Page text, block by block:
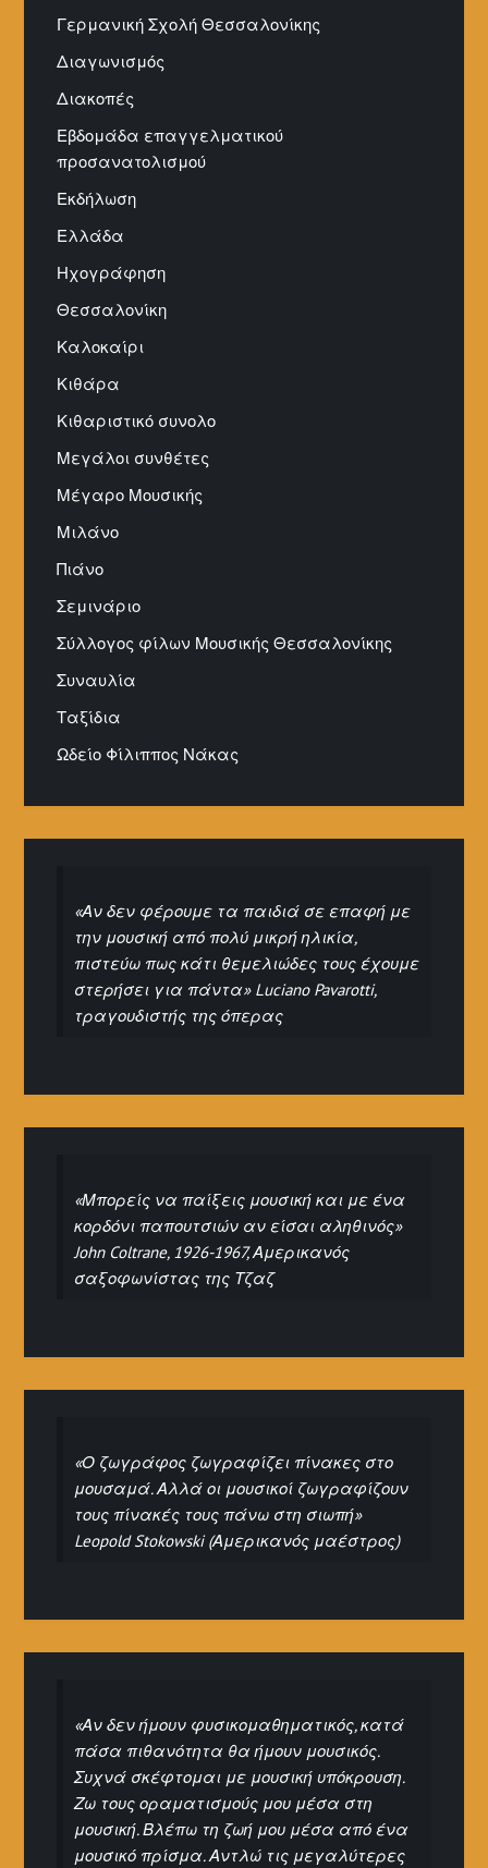
Γερμανική Σχολή Θεσσαλονίκης
Διαγωνισμός
Διακοπές
Εβδομάδα επαγγελματικού
προσανατολισμού
Εκδήλωση
Ελλάδα
Ηχογράφηση
Θεσσαλονίκη
Καλοκαίρι
Κιθάρα
Κιθαριστικό συνολο
Μεγάλοι συνθέτες
Μέγαρο Μουσικής
Μιλάνο
Πιάνο
Σεμινάριο
Σύλλογος φίλων Μουσικής Θεσσαλονίκης
Συναυλία
Ταξίδια
Ωδείο Φίλιππος Νάκας
«Αν δεν φέρουμε τα παιδιά σε επαφή με
την μουσική από πολύ μικρή ηλικία,
πιστεύω πως κάτι θεμελιώδες τους έχουμε
στερήσει για πάντα» Luciano Pavarotti,
τραγουδιστής της όπερας
«Μπορείς να παίξεις μουσική και με ένα
κορδόνι παπουτσιών αν είσαι αληθινός»
John Coltrane, 1926-1967, Αμερικανός
σαξοφωνίστας της Τζαζ
«Ο ζωγράφος ζωγραφίζει πίνακες στο
μουσαμά. Αλλά οι μουσικοί ζωγραφίζουν
τους πίνακές τους πάνω στη σιωπή»
Leopold Stokowski (Αμερικανός μαέστρος)
«Αν δεν ήμουν φυσικομαθηματικός, κατά
πάσα πιθανότητα θα ήμουν μουσικός.
Συχνά σκέφτομαι με μουσική υπόκρουση.
Ζω τους οραματισμούς μου μέσα στη
μουσική. Βλέπω τη ζωή μου μέσα από ένα
μουσικό πρίσμα. Αντλώ τις μεγαλύτερες